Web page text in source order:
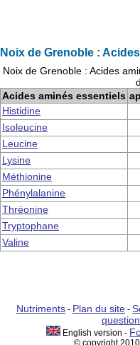
Noix de Grenoble :
Noix de Grenoble : Acides
Acides aminés essentiels
Histidine
Isoleucine
Leucine
Lysine
Méthionine
Phénylalanine
Thréonine
Tryptophane
Valine
Nutriments - Plan du site -
English version -
© copyright